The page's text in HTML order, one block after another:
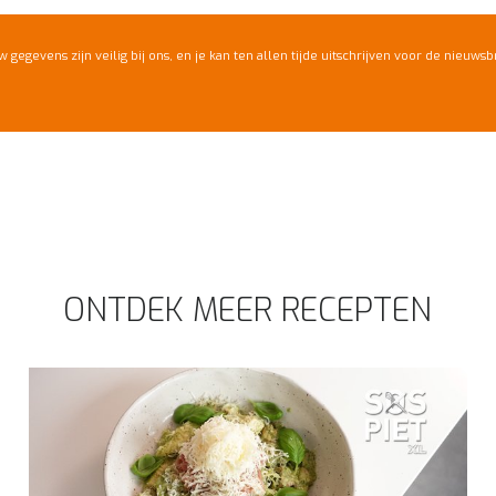
gegevens zijn veilig bij ons, en je kan ten allen tijde uitschrijven voor de
ONTDEK MEER RECEPTEN